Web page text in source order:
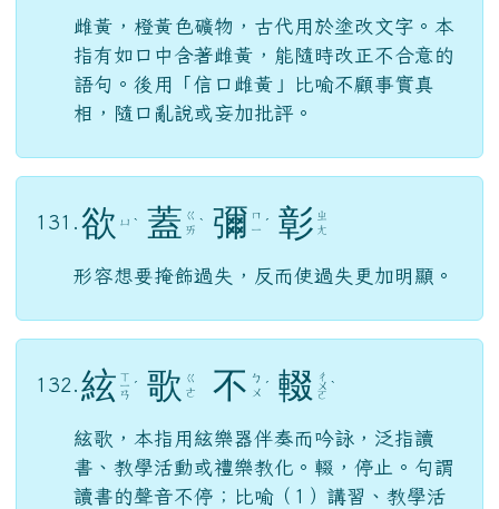
雌黃，橙黃色礦物，古代用於塗改文字。本
指有如口中含著雌黃，能隨時改正不合意的
語句。後用「信口雌黃」比喻不顧事實真
相，隨口亂說或妄加批評。
131. 欲 ˋ 蓋 ㄍ
ㄞ ˋ 彌
ㄧ ˊ 彰
ㄓ
ㄤ
形容想要掩飾過失，反而使過失更加明顯。
132. 絃 ㄒ
ㄧ
ㄢ
ˊ 歌 ㄍ
ㄜ
不 ㄅ
ㄨ ˊ 輟 ㄔ
ㄨ
ㄛ
ˋ
絃歌，本指用絃樂器伴奏而吟詠，泛指讀
書、教學活動或禮樂教化。輟，停止。句謂
讀書的聲音不停；比喻（1）講習、教學活